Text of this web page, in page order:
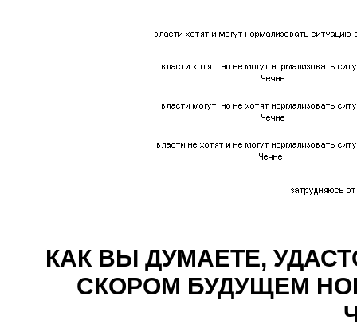
КАК ВЫ ДУМАЕТЕ,
СКОРОМ БУДУЩЕМ